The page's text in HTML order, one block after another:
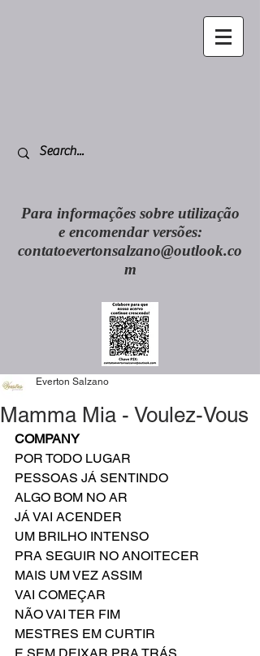
Para informações sobre utilização
e encomendar versões:
contatoevertonsalzano@outlook.co
m
Mamma Mia - Voulez-Vous
Everton Salzano
COMPANY
POR TODO LUGAR
PESSOAS JÁ SENTINDO
ALGO BOM NO AR
JÁ VAI ACENDER
UM BRILHO INTENSO
PRA SEGUIR NO ANOITECER
MAIS UM VEZ ASSIM
VAI COMEÇAR
NÃO VAI TER FIM
MESTRES EM CURTIR